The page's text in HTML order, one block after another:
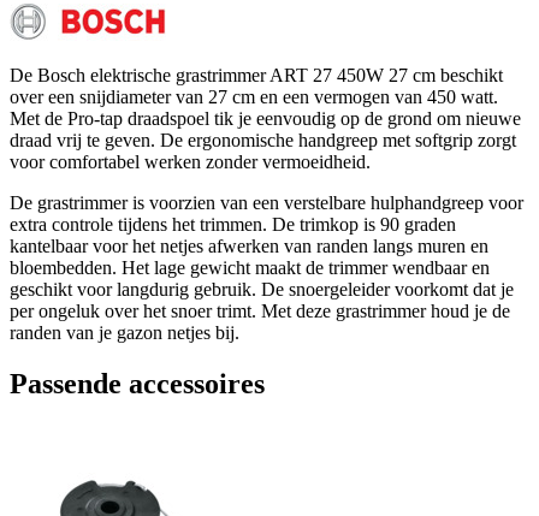
De Bosch elektrische grastrimmer ART 27 450W 27 cm beschikt
over een snijdiameter van 27 cm en een vermogen van 450 watt.
Met de Pro-tap draadspoel tik je eenvoudig op de grond om nieuwe
draad vrij te geven. De ergonomische handgreep met softgrip zorgt
voor comfortabel werken zonder vermoeidheid.
De grastrimmer is voorzien van een verstelbare hulphandgreep voor
extra controle tijdens het trimmen. De trimkop is 90 graden
kantelbaar voor het netjes afwerken van randen langs muren en
bloembedden. Het lage gewicht maakt de trimmer wendbaar en
geschikt voor langdurig gebruik. De snoergeleider voorkomt dat je
per ongeluk over het snoer trimt. Met deze grastrimmer houd je de
randen van je gazon netjes bij.
Passende accessoires